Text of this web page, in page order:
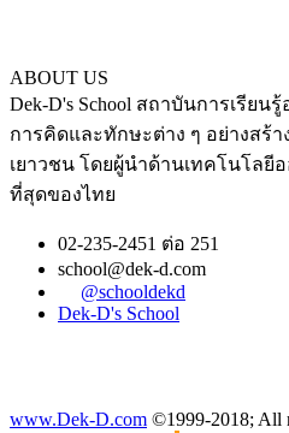
ABOUT US
Dek-D's School สถาบันการเรียน
การคิดและทักษะต่าง ๆ อย่างสร้
เยาวชน โดยผู้นำด้านเทคโนโล
ที่สุดของไทย
02-235-2451 ต่อ 251
school@dek-d.com
@schooldekd
Dek-D's School
www.Dek-D.com ©1999-2018; All